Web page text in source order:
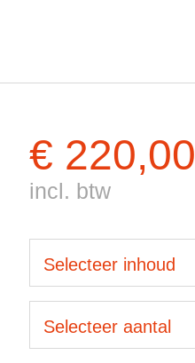
€ 220,00
incl. btw
Selecteer inhoud
Selecteer aantal